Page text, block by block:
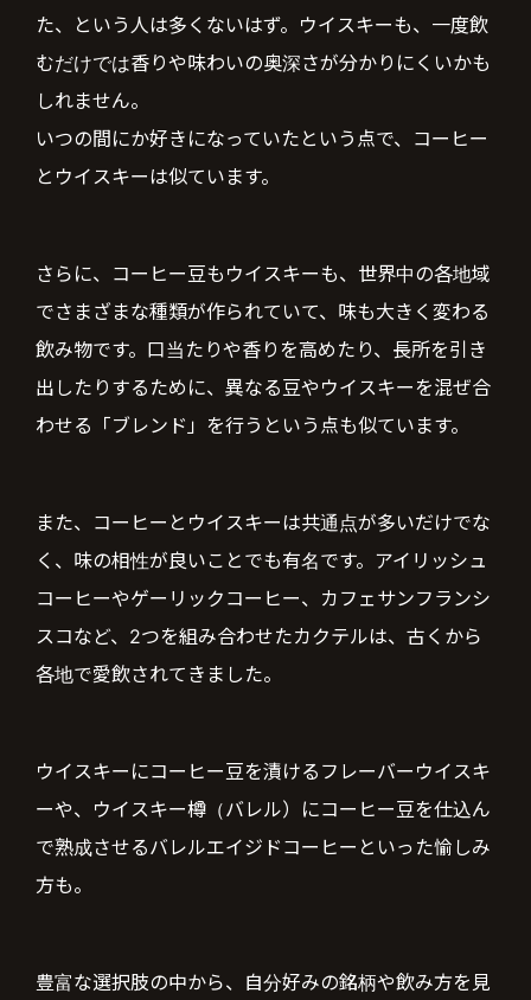
た、という人は多くないはず。ウイスキーも、一度飲
むだけでは香りや味わいの奥深さが分かりにくいかも
しれません。
いつの間にか好きになっていたという点で、コーヒー
とウイスキーは似ています。
さらに、コーヒー豆もウイスキーも、世界中の各地域
でさまざまな種類が作られていて、味も大きく変わる
飲み物です。口当たりや香りを高めたり、長所を引き
出したりするために、異なる豆やウイスキーを混ぜ合
わせる「ブレンド」を行うという点も似ています。
また、コーヒーとウイスキーは共通点が多いだけでな
く、味の相性が良いことでも有名です。アイリッシュ
コーヒーやゲーリックコーヒー、カフェサンフランシ
スコなど、2つを組み合わせたカクテルは、古くから
各地で愛飲されてきました。
ウイスキーにコーヒー豆を漬けるフレーバーウイスキ
ーや、ウイスキー樽（バレル）にコーヒー豆を仕込ん
で熟成させるバレルエイジドコーヒーといった愉しみ
方も。
豊富な選択肢の中から、自分好みの銘柄や飲み方を見